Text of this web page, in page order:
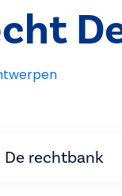
De rechtbank